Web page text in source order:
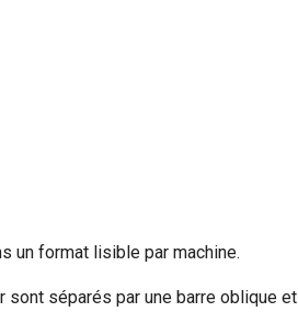
un format lisible par machine.
sont séparés par une barre oblique et